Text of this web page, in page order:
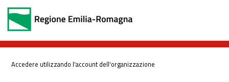
Accedere utilizzando l'account dell'organizzazione